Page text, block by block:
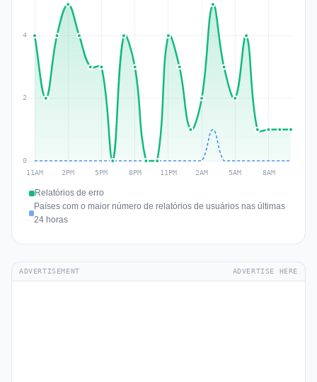
Relatórios de erro
Países com o maior número de relatórios de usuários nas últimas
24 horas
ADVERTISEMENT ADVERTISE HERE